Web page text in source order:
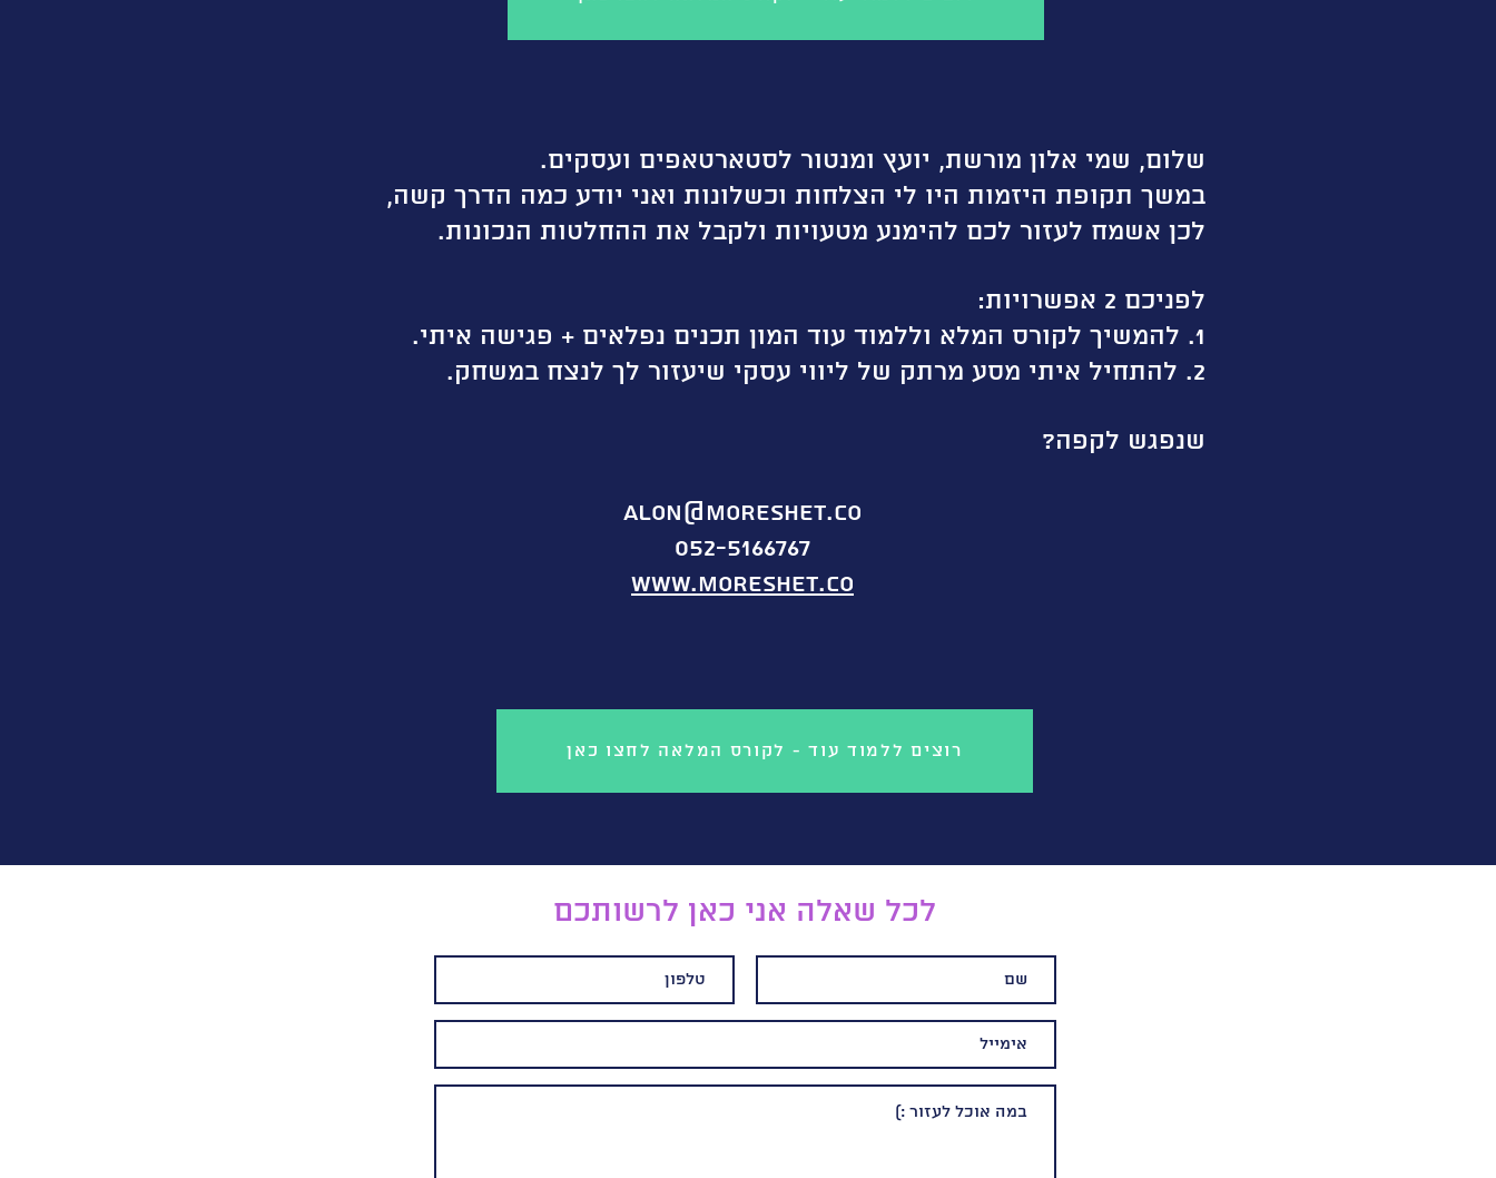
שלום, שמי אלון מורשת, יועץ ומנטור לסטארטאפים ועסקים.
במשך תקופת היזמות היו לי הצלחות וכשלונות ואני יודע כמה הדרך קשה,
לכן אשמח לעזור לכם להימנע מטעויות ולקבל את ההחלטות הנכונות.
לפניכם 2 אפשרויות:
1. להמשיך לקורס המלא וללמוד עוד המון תכנים נפלאים + פגישה איתי.
2. להתחיל איתי מסע מרתק של ליווי עסקי שיעזור לך לנצח במשחק.
שנפגש לקפה?
alon@moreshet.co
052-5166767
www.moreshet.co
רוצים ללמוד עוד - לקורס המלאה לחצו כאן
לכל שאלה אני כאן לרשותכם